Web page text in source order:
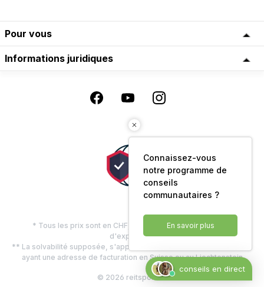
Pour vous
Informations juridiques
* Tous les prix sont en CHF, TVA comprise, plus les frais
d'expédition
** La solvabilité supposée, s'applique uniquement aux clients privés
ayant une adresse de facturation en Suisse ou au Liechtenstein
© 2026 reitsport.ch
Connaissez-vous
notre programme de
conseils
communautaires ?
En savoir plus
conseils en direct